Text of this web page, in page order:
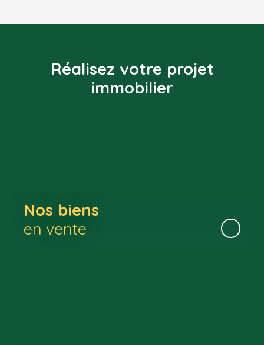
Réalisez votre projet
immobilier
Nos biens
en vente